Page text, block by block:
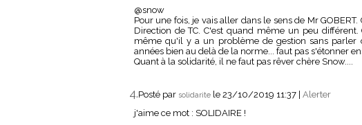
@snow
Pour une fois, je vais aller dans le sens de Mr
Direction de TC. C'est quand même un peu
même qu'il y a un problème de gestion sans
années bien au delà de la norme... faut pas s'étonner
Quant à la solidarité, il ne faut pas rêver chère Snow....
4.Posté par solidarite le 23/10/2019 11:37 | Alerter
j'aime ce mot : SOLIDAIRE !